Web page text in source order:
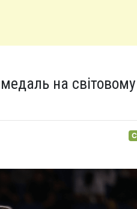
на світовому